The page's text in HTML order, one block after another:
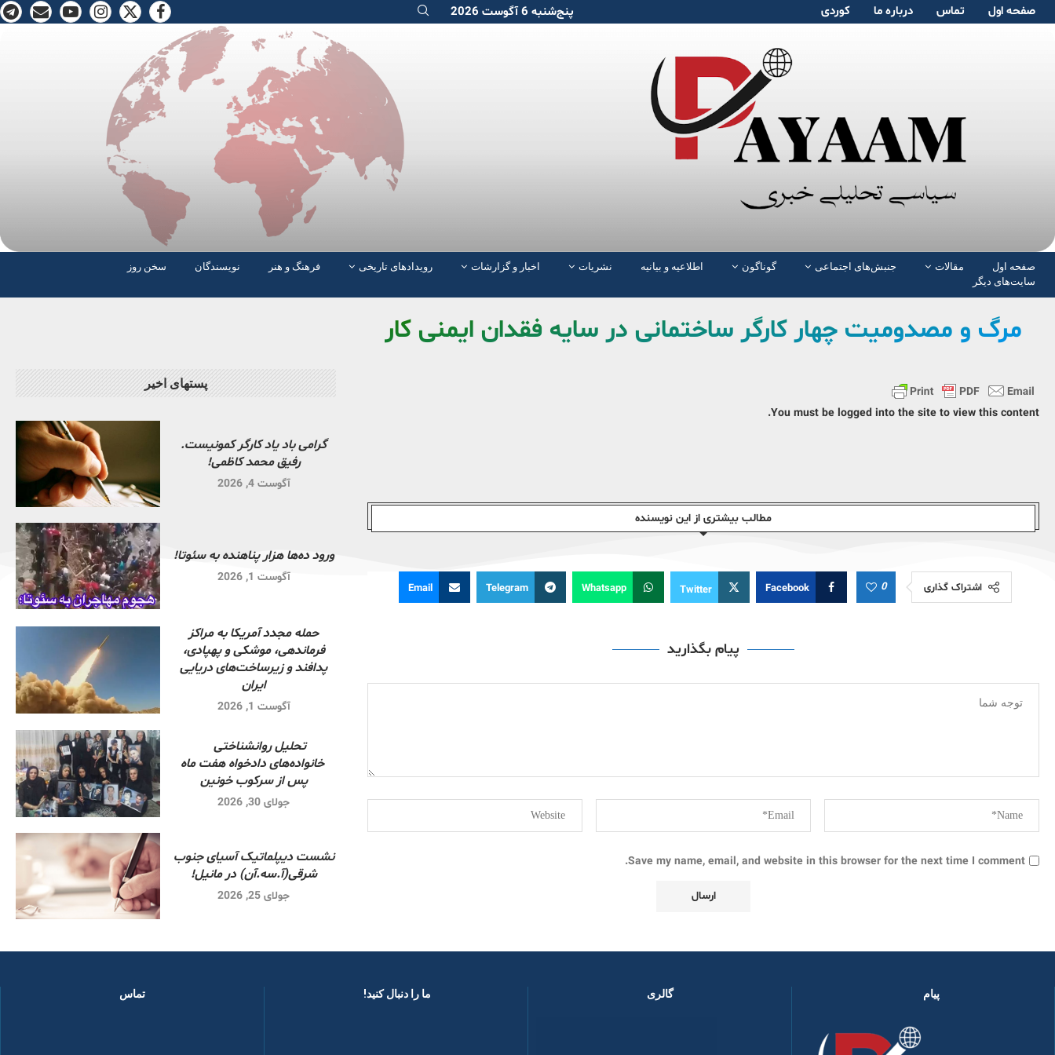
صفحە اول تماس دربارە ما کوردی پنج‌شنبه 6 آگوست 2026
صفحە اول مقالات جنبش‌های اجتماعی گوناگون اطلاعیه و بیانیه نشریات اخبار و گزارشات رویدادهای تاریخی فرهنگ و هنر نویسندگان
سخن روز
سایت‌های دیگر
مرگ و مصدومیت چهار کارگر ساختمانی در سایه فقدان ایمنی کار
You must be logged into the site to view this content.
مطالب بیشتری از این نویسندە
اشتراک گذاری 0
Facebook
Twitter
Whatsapp
Telegram
Email
پیام بگذارید
Save my name, email, and website in this browser for the next time I comment.
پستهای اخیر
گرامی باد یاد کارگر کمونیست.
رفیق محمد کاظمی!
آگوست 4, 2026
ورود ده‌ها هزار پناهنده به سئوتا!
آگوست 1, 2026
حمله مجدد آمریکا به مراکز
فرماندهی، موشکی و پهپادی،
پدافند و زیرساخت‌های دریایی
ایران
آگوست 1, 2026
تحلیل روانشناختی
خانواده‌های دادخواه هفت ماه
پس از سرکوب خونین
جولای 30, 2026
نشست دیپلماتیک آسیای جنوب
شرقی‌(آ.سه.آن) در مانیل!
جولای 25, 2026
پیام گالری ما را دنبال کنید! ​ تماس